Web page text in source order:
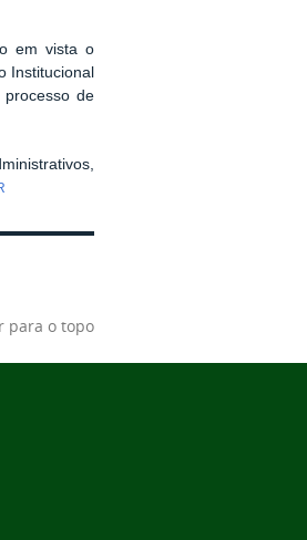
em vista o
Institucional
de
para o topo